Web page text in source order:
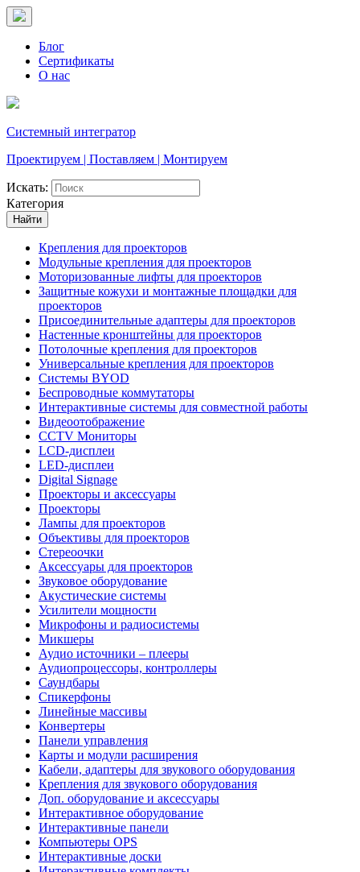
Блог
Сертификаты
О нас
Системный интегратор
Проектируем | Поставляем | Монтируем
Искать:
Категория
Найти
Крепления для проекторов
Модульные крепления для проекторов
Моторизованные лифты для проекторов
Защитные кожухи и монтажные площадки для
проекторов
Присоединительные адаптеры для проекторов
Настенные кронштейны для проекторов
Потолочные крепления для проекторов
Универсальные крепления для проекторов
Системы BYOD
Беспроводные коммутаторы
Интерактивные системы для совместной работы
Видеоотображение
CCTV Мониторы
LCD-дисплеи
LED-дисплеи
Digital Signage
Проекторы и аксессуары
Проекторы
Лампы для проекторов
Объективы для проекторов
Стереоочки
Аксессуары для проекторов
Звуковое оборудование
Акустические системы
Усилители мощности
Микрофоны и радиосистемы
Микшеры
Аудио источники – плееры
Аудиопроцессоры, контроллеры
Саундбары
Спикерфоны
Линейные массивы
Конвертеры
Панели управления
Карты и модули расширения
Кабели, адаптеры для звукового оборудования
Крепления для звукового оборудования
Доп. оборудование и аксессуары
Интерактивное оборудование
Интерактивные панели
Компьютеры OPS
Интерактивные доски